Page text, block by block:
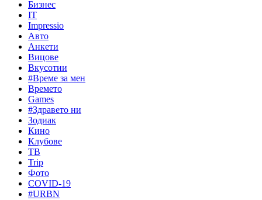
Бизнес
IT
Impressio
Авто
Анкети
Вицове
Вкусотии
#Време за мен
Времето
Games
#Здравето ни
Зодиак
Кино
Клубове
ТВ
Trip
Фото
COVID-19
#URBN